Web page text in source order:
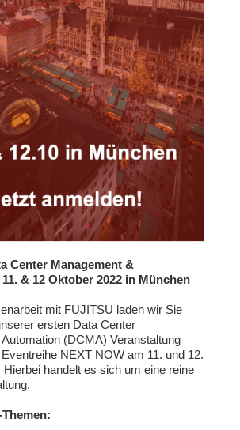
Center Management &
& 12 Oktober 2022 in München
mit FUJITSU laden wir Sie
ersten Data Center
(DCMA) Veranstaltung
NEXT NOW am 11. und 12.
handelt es sich um eine reine